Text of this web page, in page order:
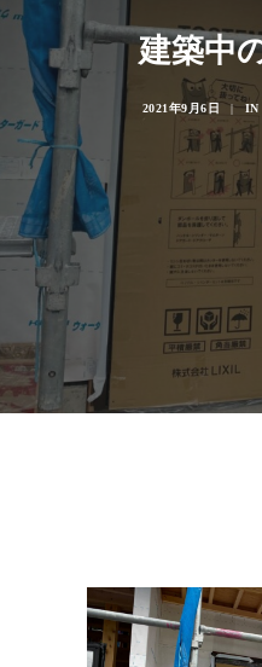
建築中
2021年9月6日 | IN